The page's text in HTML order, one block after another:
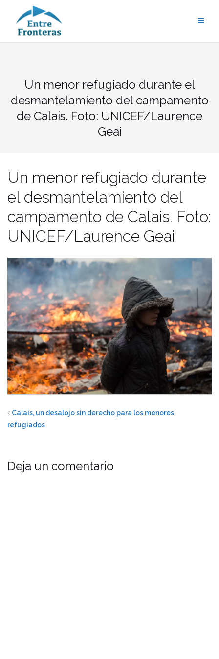
contenido
Un menor refugiado durante el
desmantelamiento del campamento
de Calais. Foto: UNICEF/Laurence
Geai
Un menor refugiado durante
el desmantelamiento del
campamento de Calais. Foto:
UNICEF/Laurence Geai
Calais, un desalojo sin derecho para los menores
refugiados
Deja un comentario